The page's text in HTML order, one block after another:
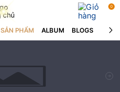
0
SẢN PHẨM ALBUM BLOGS LIÊN